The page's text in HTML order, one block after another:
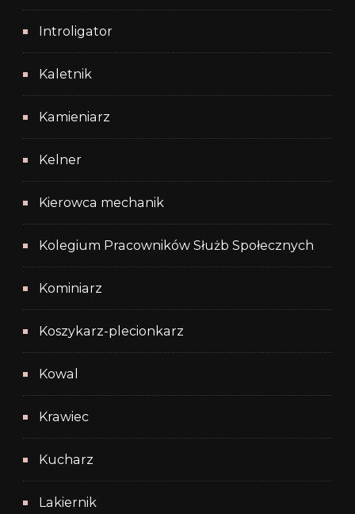
Introligator
Kaletnik
Kamieniarz
Kelner
Kierowca mechanik
Kolegium Pracowników Służb Społecznych
Kominiarz
Koszykarz-plecionkarz
Kowal
Krawiec
Kucharz
Lakiernik